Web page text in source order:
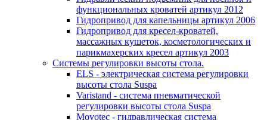
функциональных кроватей артикул 2012
Гидропривод для капельницы артикул 2006
Гидропривод для кресел-кроватей,
массажных кушеток, косметологических и
парикмахерских кресел артикул 2003
Системы регулировки высоты стола.
ELS - электрическая система регулировки
высоты стола Suspa
Varistand - система пневматической
регулировки высоты стола Suspa
Movotec - гидравлическая система